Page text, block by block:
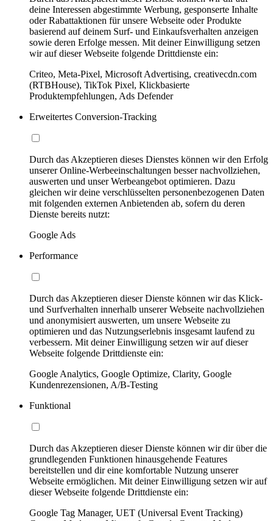
deine Interessen abgestimmte Werbung, gesponserte Inhalte
oder Rabattaktionen für unsere Webseite oder Produkte
basierend auf deinem Surf- und Einkaufsverhalten anzeigen
sowie deren Erfolge messen. Mit deiner Einwilligung setzen
wir auf dieser Webseite folgende Drittdienste ein:
Criteo, Meta-Pixel, Microsoft Advertising, creativecdn.com
(RTBHouse), TikTok Pixel, Klickbasierte
Produktempfehlungen, Ads Defender
Erweitertes Conversion-Tracking
Durch das Akzeptieren dieses Dienstes können wir den Erfolg
unserer Online-Werbeeinschaltungen besser nachvollziehen,
auswerten und unser Werbeangebot optimieren. Dazu
gleichen wir deine verschlüsselten personenbezogenen Daten
mit folgenden externen Anbietenden ab, sofern du deren
Dienste bereits nutzt:
Google Ads
Performance
Durch das Akzeptieren dieser Dienste können wir das Klick-
und Surfverhalten innerhalb unserer Webseite nachvollziehen
und anonymisiert auswerten, um unsere Webseite zu
optimieren und das Nutzungserlebnis insgesamt laufend zu
verbessern. Mit deiner Einwilligung setzen wir auf dieser
Webseite folgende Drittdienste ein:
Google Analytics, Google Optimize, Clarity, Google
Kundenrezensionen, A/B-Testing
Funktional
Durch das Akzeptieren dieser Dienste können wir dir über die
grundlegenden Funktionen hinausgehende Features
bereitstellen und dir eine komfortable Nutzung unserer
Webseite ermöglichen. Mit deiner Einwilligung setzen wir auf
dieser Webseite folgende Drittdienste ein:
Google Tag Manager, UET (Universal Event Tracking)